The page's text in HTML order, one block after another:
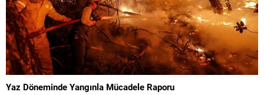
Yaz Döneminde Yangınla Mücadele Raporu